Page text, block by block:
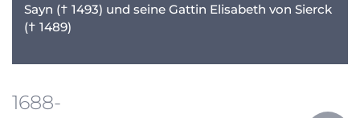
Sayn († 1493) und seine Gattin Elisabeth von Sierck
(† 1489)
1688-